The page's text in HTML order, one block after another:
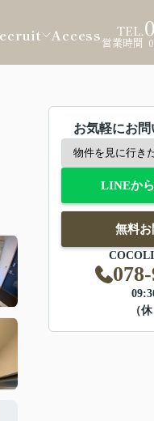
Access TEL.
営業時間
お気軽にお
LINEか
無料
（